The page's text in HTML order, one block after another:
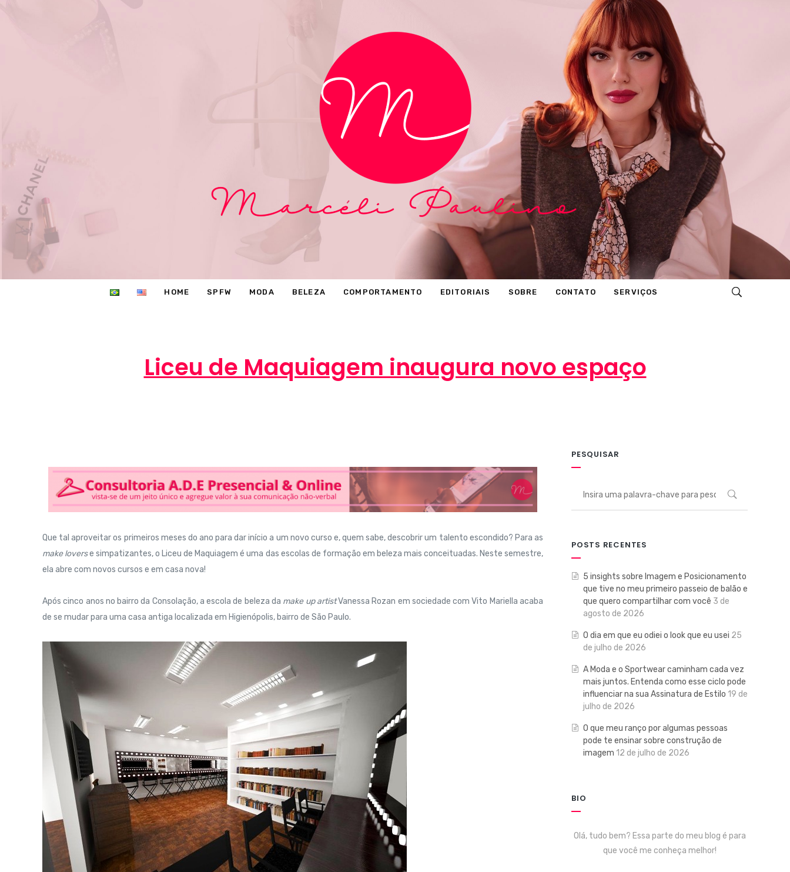
HOME SPFW MODA BELEZA COMPORTAMENTO EDITORIAIS SOBRE CONTATO SERVIÇOS
Liceu de Maquiagem inaugura novo espaço
Que tal aproveitar os primeiros meses do ano para dar início a um novo curso e, quem sabe, descobrir um talento escondido? Para as
make loverse simpatizantes, o Liceu de Maquiagem é uma das escolas de formação em beleza mais conceituadas. Neste semestre,
ela abre com novos cursos e em casa nova!
Após cinco anos no bairro da Consolação, a escola de beleza da make up artistVanessa Rozan em sociedade com Vito Mariella acaba
de se mudar para uma casa antiga localizada em Higienópolis, bairro de São Paulo.
PESQUISAR
POSTS RECENTES
5 insights sobre Imagem e Posicionamento
que tive no meu primeiro passeio de balão e
que quero compartilhar com você 3 de
agosto de 2026
O dia em que eu odiei o look que eu usei 25
de julho de 2026
A Moda e o Sportwear caminham cada vez
mais juntos. Entenda como esse ciclo pode
influenciar na sua Assinatura de Estilo 19 de
julho de 2026
O que meu ranço por algumas pessoas
pode te ensinar sobre construção de
imagem 12 de julho de 2026
BIO
Olá, tudo bem? Essa parte do meu blog é para
que você me conheça melhor!